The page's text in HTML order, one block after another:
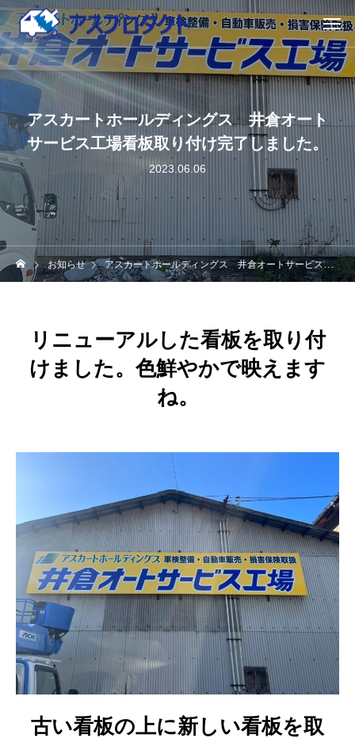
アスカートホールディングス 井倉オート
サービス工場看板取り付け完了しました。
2023.06.06
お知らせ アスカートホールディングス 井倉オートサービス工場看板取り付け完了しました。
リニューアルした看板を取り付
けました。色鮮やかで映えます
ね。
古い看板の上に新しい看板を取